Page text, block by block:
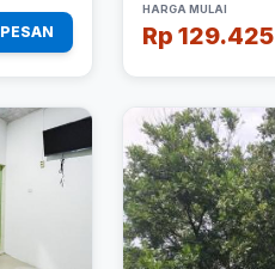
PESAN
HARGA MULAI
Rp 129.425